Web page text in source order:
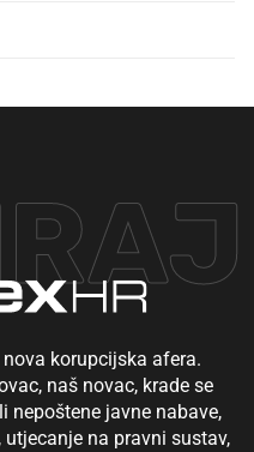
korupcijska afera.
naš novac, krade se
nepoštene javne nabave,
na pravni sustav,